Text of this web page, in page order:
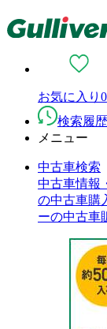
お気に入り 0
検索履歴
メニュー
中古車検索
中古車情報
の中古車購
ーの中古車